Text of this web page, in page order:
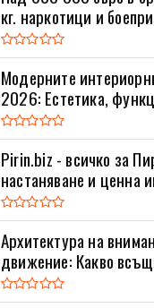
кг. наркотици и
Модерните
2026: Естетика,
Pirin.biz - всичко за
настаняване и ценна
Архитектура на
движение: Какво